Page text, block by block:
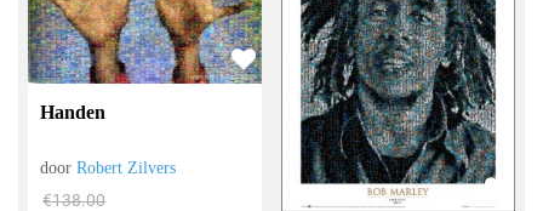
Handen
doorRobert Zilvers
€138.00